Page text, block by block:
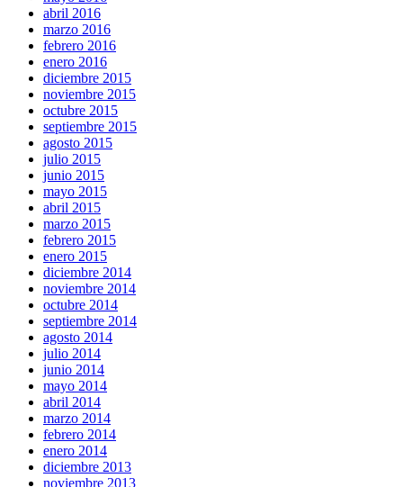
abril 2016
marzo 2016
febrero 2016
enero 2016
diciembre 2015
noviembre 2015
octubre 2015
septiembre 2015
agosto 2015
julio 2015
junio 2015
mayo 2015
abril 2015
marzo 2015
febrero 2015
enero 2015
diciembre 2014
noviembre 2014
octubre 2014
septiembre 2014
agosto 2014
julio 2014
junio 2014
mayo 2014
abril 2014
marzo 2014
febrero 2014
enero 2014
diciembre 2013
noviembre 2013